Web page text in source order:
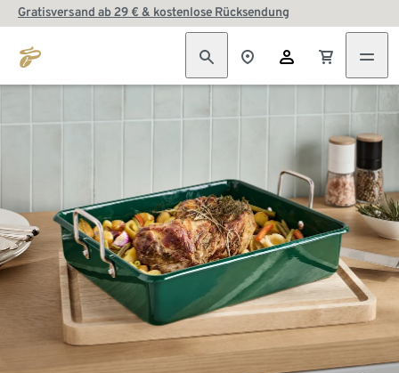
Gratisversand ab 29 € & kostenlose Rücksendung